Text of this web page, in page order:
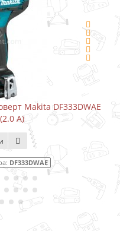
Makita DF333DWAE
А)
DF333DWAE